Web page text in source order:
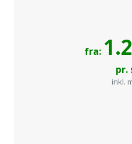
fra:
pr.
inkl.